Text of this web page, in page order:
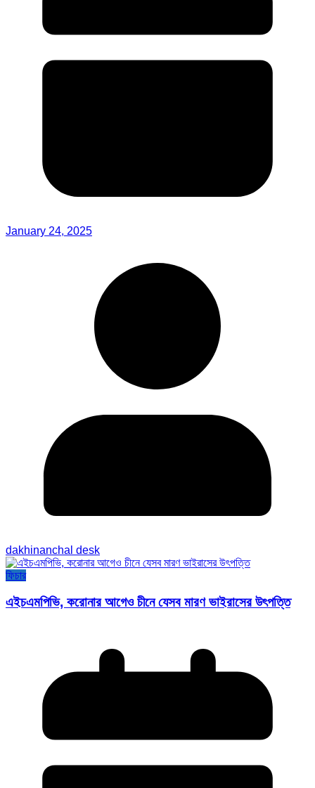
January 24, 2025
dakhinanchal desk
ফিচার
এইচএমপিভি, করোনার আগেও চীনে যেসব মারণ ভাইরাসের উৎপত্তি